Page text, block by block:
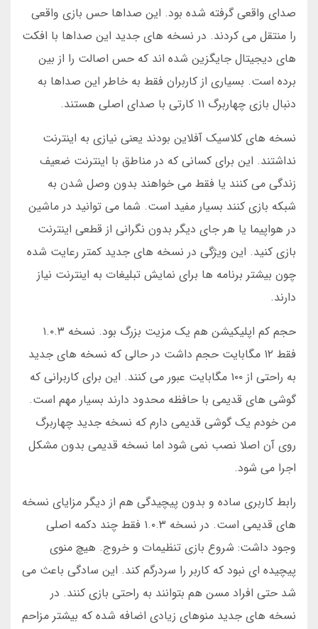
صدای واقعی گرفته شده بود. این صداها حس بازی واقعی
را منتقل می کردند. در نسخه های جدید این صداها با افکت
های دیجیتال جایگزین شده اند که حس اصالت را از بین
برده است. بسیاری از کاربران فقط به خاطر این صداها به
دنبال بازی چهاربرگ ۱۱ کارتی با صدای اصلی هستند.
نسخه های کلاسیک آفلاین بودند یعنی نیازی به اینترنت
نداشتند. این برای کسانی که در مناطق با اینترنت ضعیف
زندگی می کنند یا فقط می خواهند بدون وصل شدن به
شبکه بازی کنند بسیار مفید است. شما می توانید در ماشین
در هواپیما یا هر جای دیگر بدون نگرانی از قطعی اینترنت
بازی کنید. این ویژگی در نسخه های جدید کمتر رعایت شده
چون بیشتر برنامه ها برای نمایش تبلیغات به اینترنت نیاز
دارند.
حجم کم اپلیکیشن هم یک مزیت بزرگ بود. نسخه ۱.۰.۳
فقط ۱۲ مگابایت حجم داشت در حالی که نسخه های جدید
به راحتی از ۱۰۰ مگابایت عبور می کنند. این برای کاربرانی که
گوشی های قدیمی با حافظه محدود دارند بسیار مهم است.
من خودم یک گوشی قدیمی دارم که نسخه جدید چهاربرگ
روی آن اصلا نصب نمی شود اما نسخه قدیمی بدون مشکل
اجرا می شود.
رابط کاربری ساده و بدون پیچیدگی هم از دیگر مزایای نسخه
های قدیمی است. در نسخه ۱.۰.۳ فقط چند دکمه اصلی
وجود داشت: شروع بازی تنظیمات و خروج. هیچ منوی
پیچیده ای نبود که کاربر را سردرگم کند. این سادگی باعث می
شد حتی افراد مسن هم بتوانند به راحتی بازی کنند. در
نسخه های جدید منوهای زیادی اضافه شده که بیشتر مزاحم